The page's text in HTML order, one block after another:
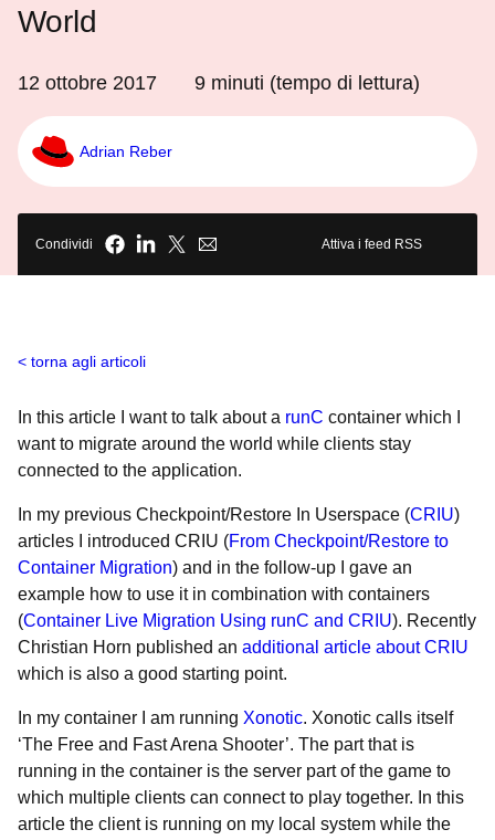
World
12 ottobre 2017 9 minuti (tempo di lettura)
Adrian Reber
Condividi Attiva i feed RSS
torna agli articoli
In this article I want to talk about a runC container which I
want to migrate around the world while clients stay
connected to the application.
In my previous Checkpoint/Restore In Userspace (CRIU)
articles I introduced CRIU (From Checkpoint/Restore to
Container Migration) and in the follow-up I gave an
example how to use it in combination with containers
(Container Live Migration Using runC and CRIU). Recently
Christian Horn published an additional article about CRIU
which is also a good starting point.
In my container I am running Xonotic. Xonotic calls itself
‘The Free and Fast Arena Shooter’. The part that is
running in the container is the server part of the game to
which multiple clients can connect to play together. In this
article the client is running on my local system while the